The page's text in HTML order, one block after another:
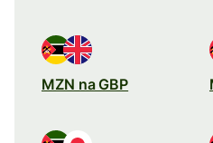
MZN na GBP